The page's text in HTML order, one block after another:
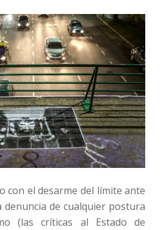
con el desarme del límite ante
denuncia de cualquier postura
(las críticas al Estado de